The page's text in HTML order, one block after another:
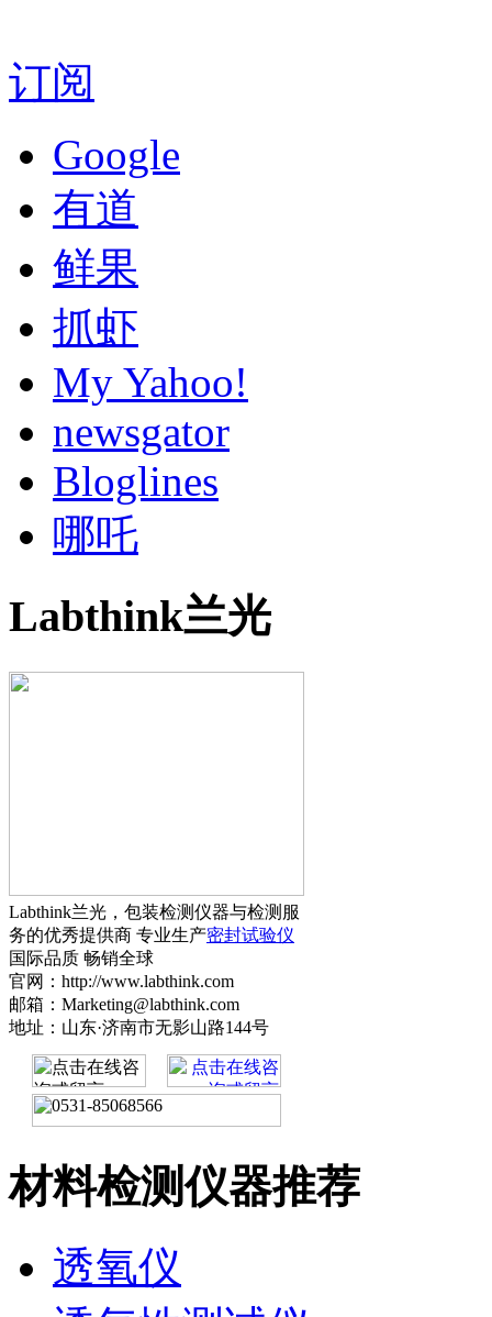
订阅
Google
有道
鲜果
抓虾
My Yahoo!
newsgator
Bloglines
哪吒
Labthink兰光
Labthink兰光，包装检测仪器与检测服
务的优秀提供商 专业生产密封试验仪
国际品质 畅销全球
官网：http://www.labthink.com
邮箱：Marketing@labthink.com
地址：山东·济南市无影山路144号
材料检测仪器推荐
透氧仪